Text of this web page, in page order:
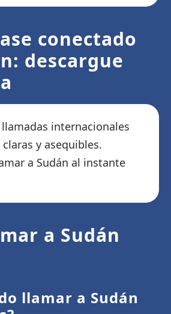
conectado
descargue
internacionales
y asequibles.
a Sudán al instante
a Sudán
llamar a Sudán